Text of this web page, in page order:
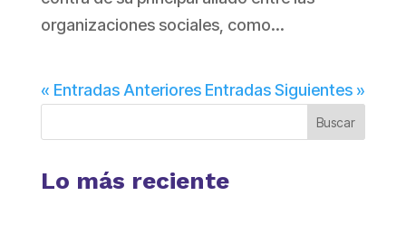
organizaciones sociales, como...
« Entradas Anteriores Entradas Siguientes »
Buscar
Lo más reciente